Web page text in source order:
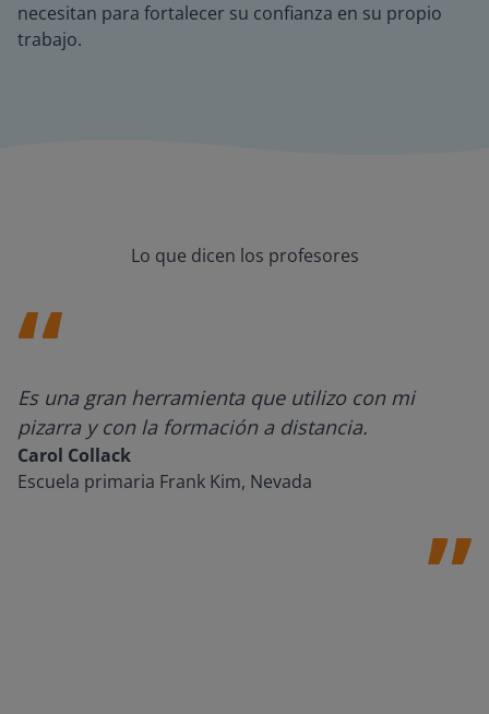
necesitan para fortalecer su confianza en su propio
trabajo.
Lo que dicen los profesores
Es una gran herramienta que utilizo con mi
pizarra y con la formación a distancia.
Carol Collack
Escuela primaria Frank Kim, Nevada